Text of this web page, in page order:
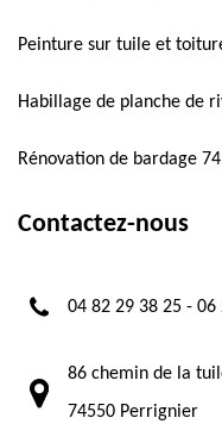
Peinture sur tuile et
Habillage de planche de
Rénovation de bardage 74
Contactez-nous
04 82 29 38 25 - 06
86 chemin de la
74550 Perrignier